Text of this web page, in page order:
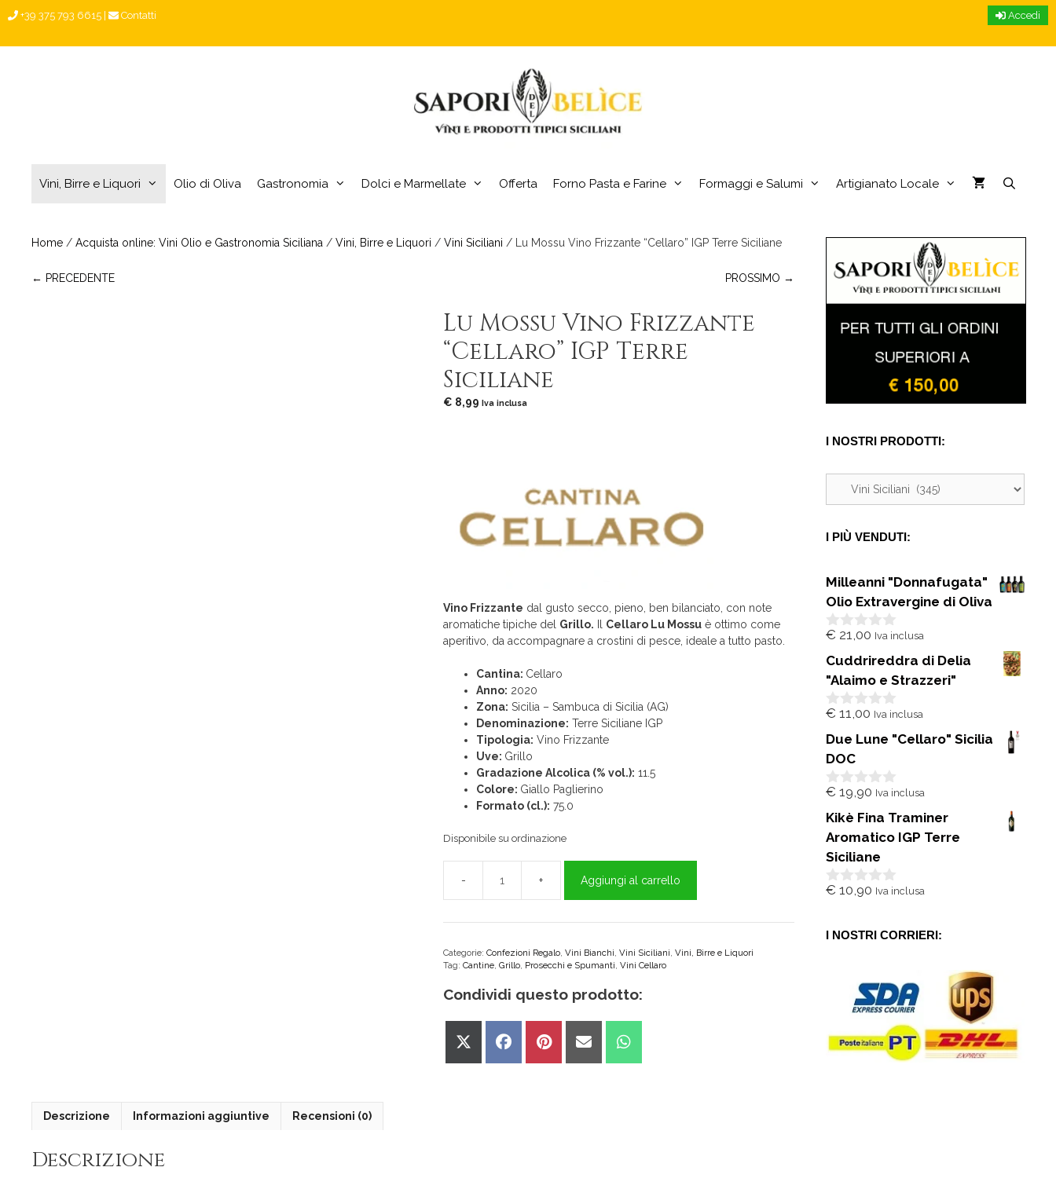
Accedi
+39 375 793 6615 Contatti
Vini, Birre e Liquori Olio di Oliva Gastronomia Dolci e Marmellate Offerta Forno Pasta e Farine Formaggi e Salumi Artigianato Locale
Home / Acquista online: Vini Olio e Gastronomia Siciliana / Vini, Birre e Liquori / Vini Siciliani / Lu Mossu Vino Frizzante “Cellaro” IGP Terre Siciliane
← PRECEDENTE PROSSIMO →
Lu Mossu Vino Frizzante
“Cellaro” IGP Terre
Siciliane
€ 8,99 Iva inclusa
Vino Frizzante dal gusto secco, pieno, ben bilanciato, con note
aromatiche tipiche del Grillo. Cellaro Lu Mossu è ottimo come
aperitivo, da accompagnare a crostini di pesce, ideale a tutto pasto.
Cantina: Cellaro
Anno: 2020
Zona: Sicilia – Sambuca di Sicilia (AG)
Denominazione: Terre Siciliane IGP
Tipologia: Vino Frizzante
Uve: Grillo
Gradazione Alcolica (% vol.): 11.5
Colore: Giallo Paglierino
Formato (cl.): 75.0
Disponibile su ordinazione
Mossu
Vino
"Cellaro"
IGP
Siciliane
quantità
Aggiungi al carrello
Categorie:Confezioni Regalo,Vini Bianchi,Vini Siciliani,Vini, Birre e Liquori
Tag:Cantine,Grillo, Prosecchi e Spumanti,Vini Cellaro
Condividi questo prodotto:
Share
Share
Share
Share
Share
Descrizione Informazioni aggiuntive Recensioni (0)
Descrizione
I NOSTRI PRODOTTI:
I PIÙ VENDUTI:
Milleanni "Donnafugata"
Olio Extravergine di Oliva
0
u
5
€ 21,00 Iva inclusa
Cuddrireddra di Delia
"Alaimo e Strazzeri"
0
u
5
€ 11,00 Iva inclusa
Due Lune "Cellaro" Sicilia
DOC
0
u
5
€ 19,90 Iva inclusa
Kikè Fina Traminer
Aromatico IGP Terre
Siciliane
0
5
€ 10,90 Iva inclusa
I NOSTRI CORRIERI: